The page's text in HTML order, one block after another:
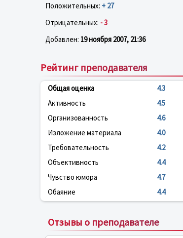
Положительных: + 27
Отрицательных: - 3
Добавлен: 19 ноября 2007, 21:36
Рейтинг преподавателя
Общая оценка 4.3
Активность
4.5
Организованность
4.6
Изложение материала
4.0
Требовательность
4.2
Объективность
4.4
Чувство юмора
4.7
Обаяние
4.4
Отзывы о преподавателе